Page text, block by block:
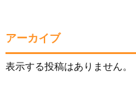
アーカイブ
表示する投稿はありません。